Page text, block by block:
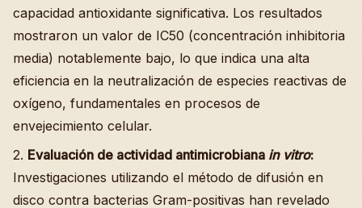
capacidad antioxidante significativa. Los resultados
mostraron un valor de IC50 (concentración inhibitoria
media) notablemente bajo, lo que indica una alta
eficiencia en la neutralización de especies reactivas de
oxígeno, fundamentales en procesos de
envejecimiento celular.
2. Evaluación de actividad antimicrobiana in vitro:
Investigaciones utilizando el método de difusión en
disco contra bacterias Gram-positivas han revelado